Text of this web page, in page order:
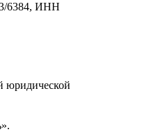
6384, ИНН
юридической